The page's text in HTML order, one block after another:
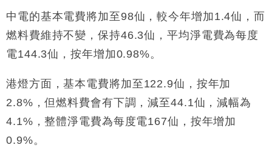
12:11
中國｜強颱風「白海豚」殘渦北上 上海取消逾900班
機
18:31
財經｜華僑銀行上半年淨利創新高 中期息增15%至
47仙
及消費表現
16:47
本地｜假冒內地執法人員要求交「保證金」 43歲女子
損失近6900萬元
中電的基本電費將加至98仙，較今年增加1.4仙，而
燃料費維持不變，保持46.3仙，平均淨電費為每度
電144.3仙，按年增加0.98%。
港燈方面，基本電費將加至122.9仙，按年加
2.8%，但燃料費會有下調，減至44.1仙，減幅為
4.1%，整體淨電費為每度電167仙，按年增加
0.9%。